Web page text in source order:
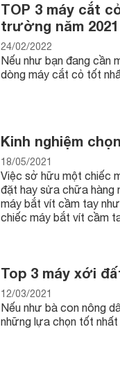
TOP 3 máy cắt
trường năm 2021
24/02/2022
Nếu như bạn đang cần
dòng máy cắt cỏ tốt
Kinh nghiệm
18/05/2021
Việc sở hữu một chiếc
đặt hay sửa chữa hàng
máy bắt vít cầm tay
chiếc máy bắt vít cầm
Top 3 máy xới
12/03/2021
Nếu như bà con nông
những lựa chọn tốt